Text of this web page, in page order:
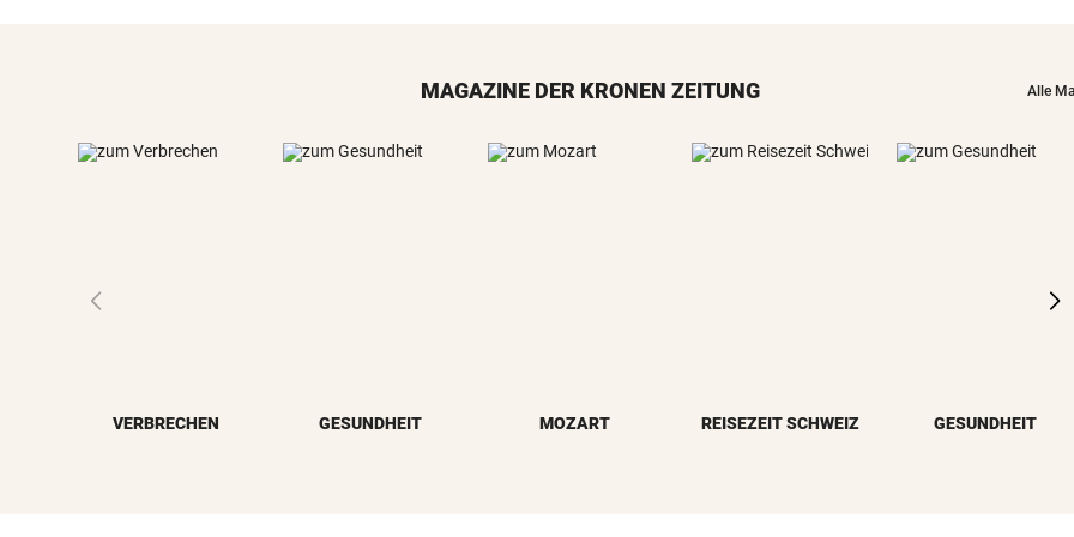
MAGAZINE DER KRONEN ZEITUNG Alle
VERBRECHEN GESUNDHEIT MOZART REISEZEIT SCHWEIZ GESUNDHEIT